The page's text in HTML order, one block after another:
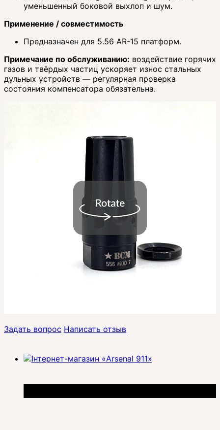
уменьшенный боковой выхлоп и шум.
Применение / совместимость
Предназначен для 5.56 AR-15 платформ.
Примечание по обслуживанию: воздействие горячих
газов и твёрдых частиц ускоряет износ стальных
дульных устройств — регулярная проверка
состояния компенсатора обязательна.
Задать вопрос Написать отзыв